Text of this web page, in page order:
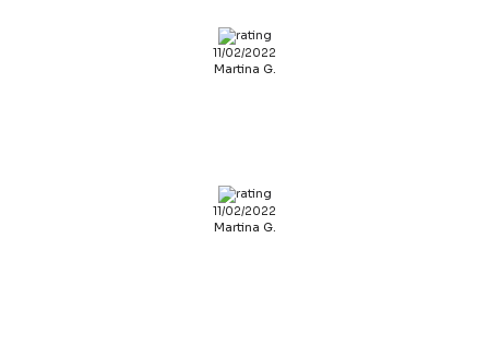
11/02/2022
Martina G.
11/02/2022
Martina G.